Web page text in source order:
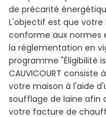
de précarité
L'objectif est que
conforme aux normes
la réglementation en
programme "Éligibilité
CAUVICOURT consiste
votre maison à l'aide
soufflage de laine afin
votre facture de